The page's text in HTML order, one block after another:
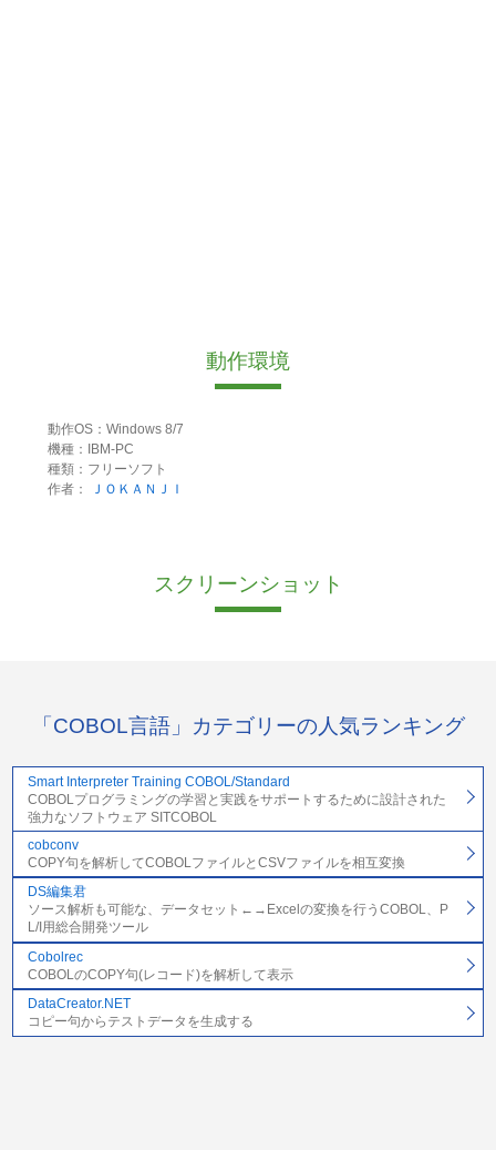
動作環境
動作OS：Windows 8/7
機種：IBM-PC
種類：フリーソフト
作者：
ＪＯＫＡＮＪＩ
スクリーンショット
「COBOL言語」カテゴリーの人気ランキング
Smart Interpreter Training COBOL/Standard
COBOLプログラミングの学習と実践をサポートするために設計された
強力なソフトウェア SITCOBOL
cobconv
COPY句を解析してCOBOLファイルとCSVファイルを相互変換
DS編集君
ソース解析も可能な、データセット←→Excelの変換を行うCOBOL、P
L/I用総合開発ツール
Cobolrec
COBOLのCOPY句(レコード)を解析して表示
DataCreator.NET
コピー句からテストデータを生成する